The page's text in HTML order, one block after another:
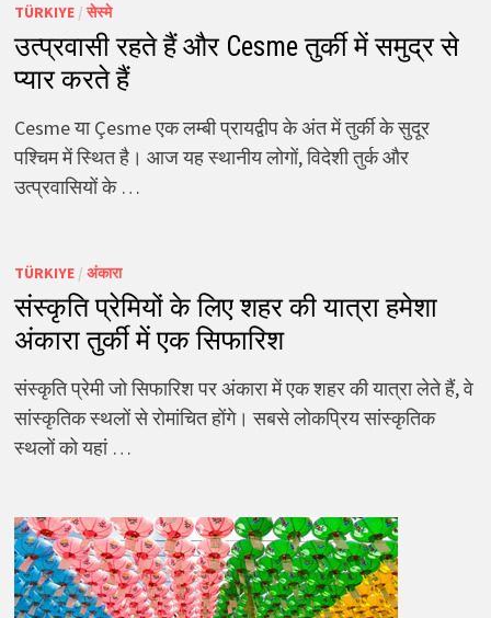
TÜRKIYE/सेस्मे
उत्प्रवासी रहते हैं और Cesme तुर्की में समुद्र से
प्यार करते हैं
Cesme या Çesme एक लम्बी प्रायद्वीप के अंत में तुर्की के सुदूर
पश्चिम में स्थित है। आज यह स्थानीय लोगों, विदेशी तुर्क और
उत्प्रवासियों के …
TÜRKIYE/ अंकारा
संस्कृति प्रेमियों के लिए शहर की यात्रा हमेशा
अंकारा तुर्की में एक सिफारिश
संस्कृति प्रेमी जो सिफारिश पर अंकारा में एक शहर की यात्रा लेते हैं, वे
सांस्कृतिक स्थलों से रोमांचित होंगे। सबसे लोकप्रिय सांस्कृतिक
स्थलों को यहां …